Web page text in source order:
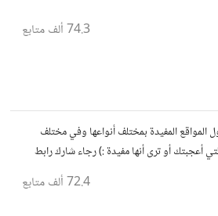
74.3 ألف متابع
المفيدة بمختلف أنواعها وفي مختلف
أعجبتك أو ترى أنها مفيدة :) رجاء شارك رابط
72.4 ألف متابع